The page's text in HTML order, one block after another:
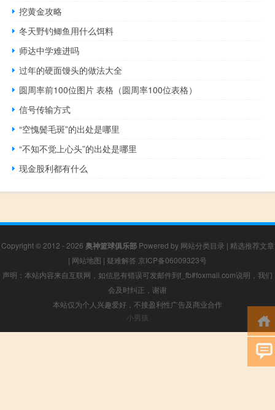
挖黄金攻略
冬天野钓鲫鱼用什么饵料
师达中学难进吗
过年的硬面馒头的做法大全
圆周率前100位图片 表格（圆周率100位表格）
信号传输方式
“空愧鬓毛斑”的出处是哪里
“不知不觉上心头”的出处是哪里
现金股利都有什么
Copyright © 2012 - 2026 奥神篮球俱乐部Powered by 网站分类目录 | 精选推荐文章
| 网站地图 | 疑难解答 京ICP备06009323号
声明：本站内容来自互联网，如信息有错误可发邮件到f_fb#foxmail.com说明，我们
会及时纠正，谢谢
本站仅为个人兴趣爱好，不接盈利性广告及商业合作
小男孩